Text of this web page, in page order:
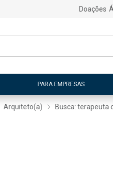
Doações
PARA EMPRESAS
Arquiteto(a)
Busca: terapeuta